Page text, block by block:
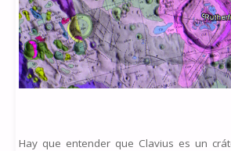
Hay que entender que Clavius es un